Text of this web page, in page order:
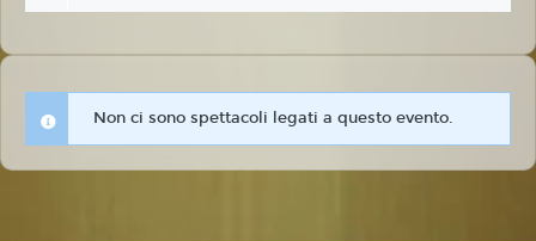
Non ci sono spettacoli legati a questo evento.